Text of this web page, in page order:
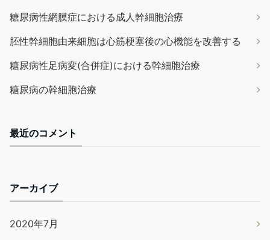
糖尿病性網膜症における成人幹細胞治療
胚性幹細胞由来細胞は心筋梗塞後の心機能を改善する
糖尿病性足病変(合併症)における幹細胞治療
糖尿病の幹細胞治療
最近のコメント
アーカイブ
2020年7月